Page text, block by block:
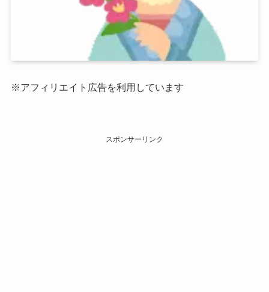
※アフィリエイト広告を利用しています
スポンサーリンク